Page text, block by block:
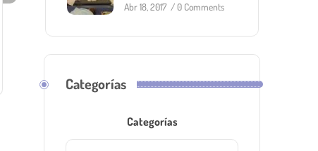
Abr 18, 2017 /0 Comments
Categorías
Categorías